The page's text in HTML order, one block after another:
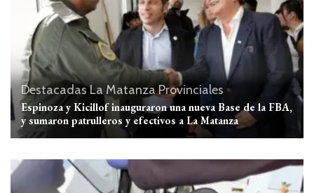
DestacadasLa Matanza Provinciales
Espinoza y Kicillof inauguraron una nueva Base de la FBA,
y sumaron patrulleros y efectivos a La Matanza